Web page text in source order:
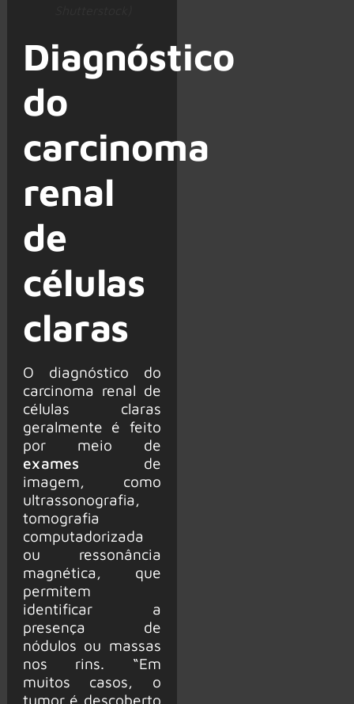
Diagnóstico
do
carcinoma
renal
de
células
claras
O diagnóstico do
carcinoma renal de
células claras
geralmente é feito
por meio de
exames de
imagem, como
ultrassonografia,
tomografia
computadorizada
ou ressonância
magnética, que
permitem
identificar a
presença de
nódulos ou massas
nos rins. “Em
muitos casos, o
tumor é descoberto